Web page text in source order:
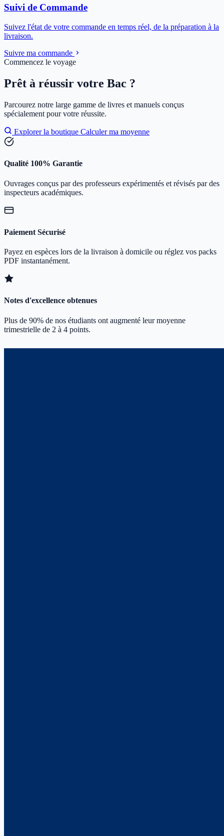
Suivi de Commande
Suivez l'état de votre commande en temps réel, de la préparation à la
livraison.
Suivre ma commande
Commencez le voyage
Prêt à réussir votre Bac ?
Parcourez notre large gamme de livres et manuels conçus
spécialement pour votre réussite.
Explorer la boutique Calculer ma moyenne
Qualité 100% Garantie
Ouvrages conçus par des professeurs expérimentés et révisés par des
inspecteurs académiques.
Paiement Sécurisé
Payez en espèces lors de la livraison à domicile ou réglez vos packs
PDF instantanément.
Notes d'excellence obtenues
Plus de 90% de nos étudiants ont augmenté leur moyenne
trimestrielle de 2 à 4 points.